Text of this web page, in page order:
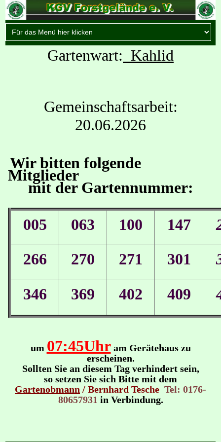
Gartenwart: Kahlid
Gemeinschaftsarbeit:
20.06.2026
Wir bitten folgende
Mitglieder
mit der Gartennummer:
005 063 100 147
266
270 271 301
346
369 402 409
um 07:45Uhram Gerätehaus zu
erscheinen.
Sollten Sie an diesem Tag verhindert sein,
so setzen Sie sich Bitte mit dem
Gartenobmann / Bernhard Tesche Tel: 0176-
80657931 in Verbindung.